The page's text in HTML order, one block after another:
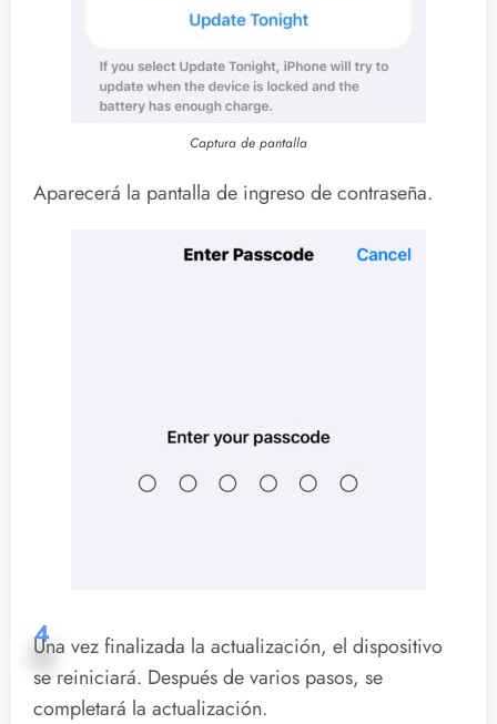
Captura de pantalla
Aparecerá la pantalla de ingreso de contraseña.
4
Una vez finalizada la actualización, el dispositivo
se reiniciará. Después de varios pasos, se
completará la actualización.